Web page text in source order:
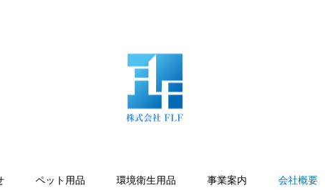
ペット用品 環境衛生用品 事業案内 会社概要